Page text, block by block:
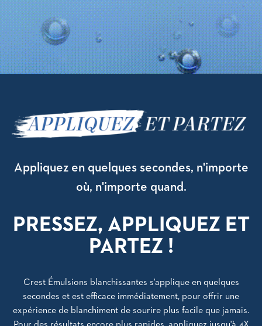
Appliquez en quelques secondes, n'importe
où, n'importe quand.
PRESSEZ, APPLIQUEZ ET
PARTEZ !
Crest Émulsions blanchissantes s'applique en quelques
secondes et est efficace immédiatement, pour offrir une
expérience de blanchiment de sourire plus facile que jamais.